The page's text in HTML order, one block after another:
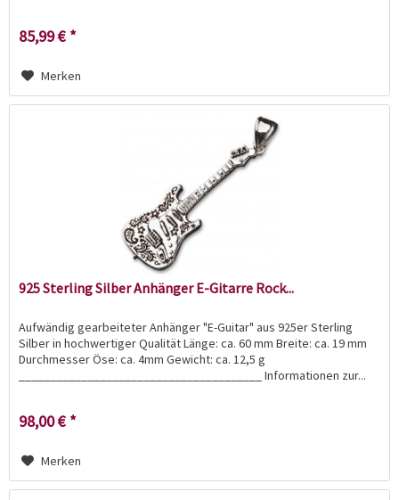
85,99 € *
Merken
925 Sterling Silber Anhänger E-Gitarre Rock...
Aufwändig gearbeiteter Anhänger "E-Guitar" aus 925er Sterling
Silber in hochwertiger Qualität Länge: ca. 60 mm Breite: ca. 19 mm
Durchmesser Öse: ca. 4mm Gewicht: ca. 12,5 g
_______________________________________ Informationen zur...
98,00 € *
Merken